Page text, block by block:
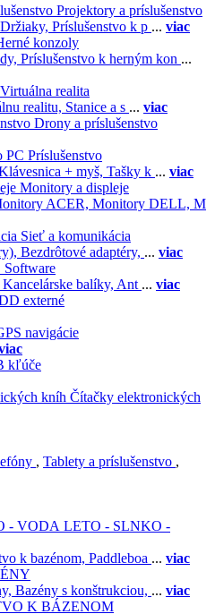
Projektory a príslušenstvo
Držiaky, Príslušenstvo k p ... viac
konzoly
Príslušenstvo k herným kon ...
Virtuálna realita
realitu, Stanice a s ... viac
Drony a príslušenstvo
PC Príslušenstvo
+ myš, Tašky k ... viac
Monitory a displeje
ACER, Monitory DELL, M
Sieť a komunikácia
Bezdrôtové adaptéry, ... viac
Software
Kancelárske balíky, Ant ... viac
externé
navigácie
kľúče
Čítačky elektronických
, Tablety a príslušenstvo ,
LETO - SLNKO -
k bazénom, Paddleboa ... viac
Bazény s konštrukciou, ... viac